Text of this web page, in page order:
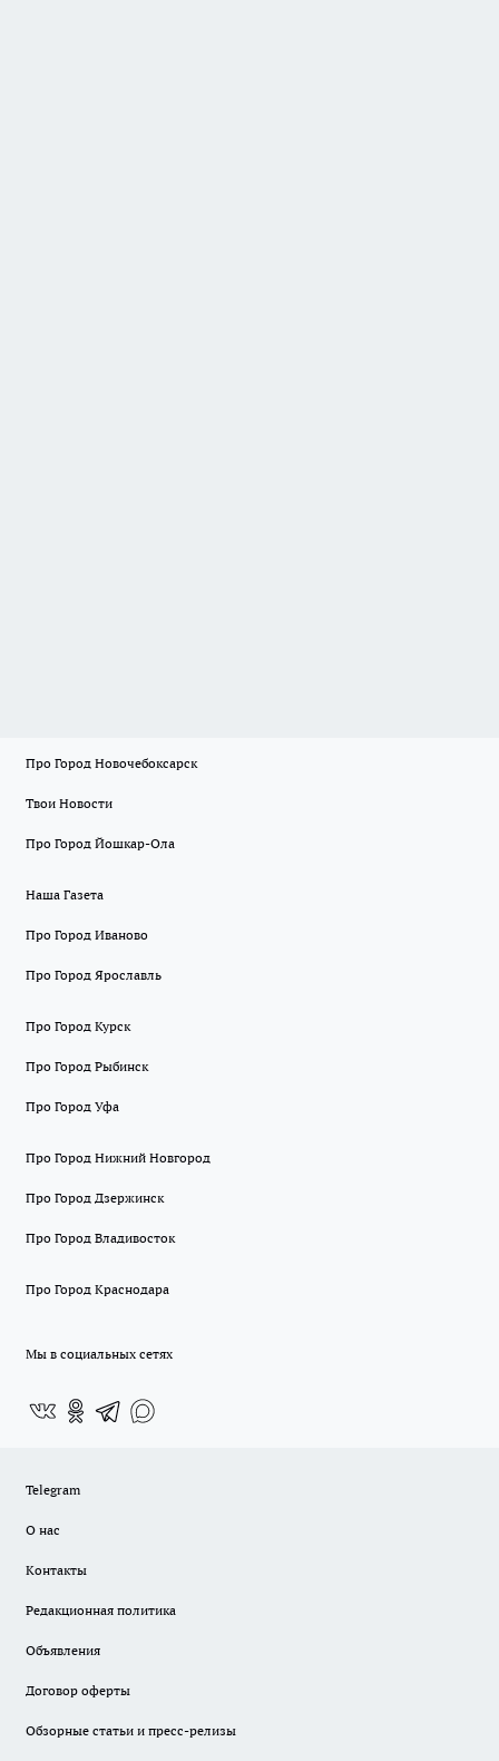
Про Город Новочебоксарск
Твои Новости
Про Город Йошкар-Ола
Наша Газета
Про Город Иваново
Про Город Ярославль
Про Город Курск
Про Город Рыбинск
Про Город Уфа
Про Город Нижний Новгород
Про Город Дзержинск
Про Город Владивосток
Про Город Краснодара
Мы в социальных сетях
Telegram
О нас
Контакты
Редакционная политика
Объявления
Договор оферты
Обзорные статьи и пресс-релизы